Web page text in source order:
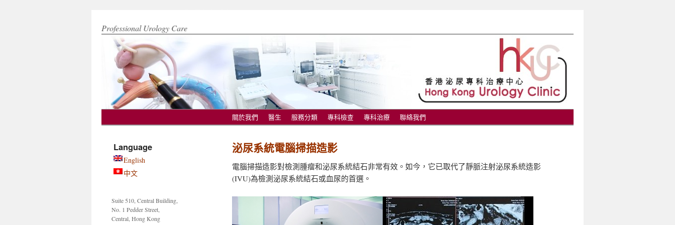
Professional Urology Care
content
關於我們 醫生 服務分類 專科檢查 專科治療 聯絡我們
泌尿系統電腦掃描造影
電腦掃描造影對檢測腫瘤和泌尿系統結石非常有效。如今，它已取代了靜脈注射泌尿系統造影
(IVU)為檢測泌尿系統結石或血尿的首選。
Language
English
中文
Suite 510, Central Building,
No. 1 Pedder Street,
Central, Hong Kong